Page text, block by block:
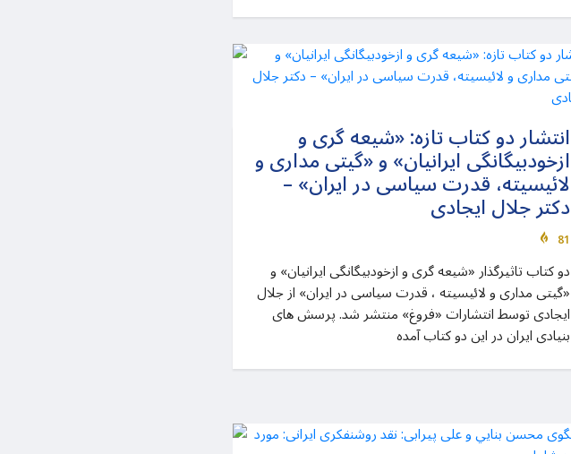
انتشار دو کتاب تازه: «شیعه گری و
ازخودبیگانگی ایرانیان» و «گیتی مداری و
لائیسیته، قدرت سیاسی در ایران» –
دکتر جلال ایجادی
81
دو کتاب تاثیرگذار «شیعه گری و ازخودبیگانگی ایرانیان» و
«گیتی مداری و لائیسیته ، قدرت سیاسی در ایران» از جلال
ایجادی توسط انتشارات «فروغ» منتشر شد. پرسش های
بنیادی ایران در این دو کتاب آمده